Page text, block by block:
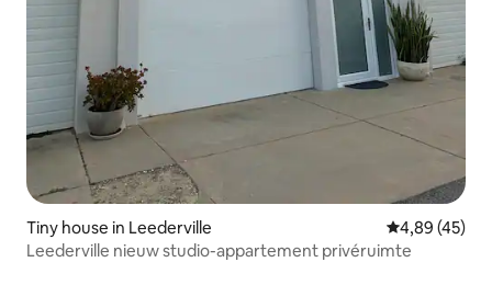
Tiny house in Leederville Gemiddelde
4,89 (45)
Leederville nieuw studio-appartement privéruimte